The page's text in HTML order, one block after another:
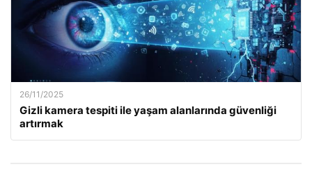
26/11/2025
Gizli kamera tespiti ile yaşam alanlarında güvenliği
artırmak